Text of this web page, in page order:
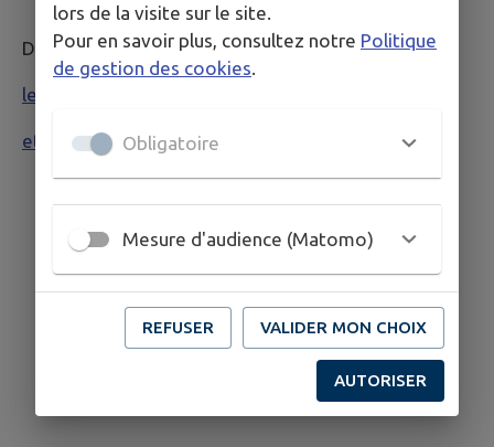
Délibération du 12 Décembre 2024 approuvant :
les tarifs
et le règlement
lors de la visite sur le site.
Pour en savoir plus, consultez notre Politique
de gestion des cookies
Obligatoire
Mesure d'audience (Matomo)
REFUSER VALIDER MON CHOIX
AUTORISER